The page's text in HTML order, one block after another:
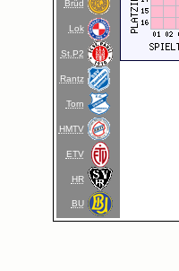
Brüd
Lok
St.P2
Rantz
Torn
HMTV
ETV
HR
BU